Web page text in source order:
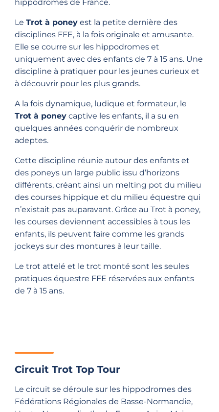
hippodromes de France.
Le Trot à poney est la petite dernière des
disciplines FFE, à la fois originale et amusante.
Elle se courre sur les hippodromes et
uniquement avec des enfants de 7 à 15 ans. Une
discipline à pratiquer pour les jeunes curieux et
à découvrir pour les plus grands.
A la fois dynamique, ludique et formateur, le
Trot à poney captive les enfants, il a su en
quelques années conquérir de nombreux
adeptes.
Cette discipline réunie autour des enfants et
des poneys un large public issu d’horizons
différents, créant ainsi un melting pot du milieu
des courses hippique et du milieu équestre qui
n’existait pas auparavant. Grâce au Trot à poney,
les courses deviennent accessibles à tous les
enfants, ils peuvent faire comme les grands
jockeys sur des montures à leur taille.
Le trot attelé et le trot monté sont les seules
pratiques équestre FFE réservées aux enfants
de 7 à 15 ans.
Circuit Trot Top Tour
Le circuit se déroule sur les hippodromes des
Fédérations Régionales de Basse-Normandie,